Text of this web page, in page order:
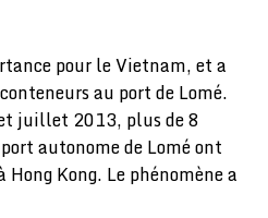
pour le Vietnam, et a
au port de Lomé.
juillet 2013, plus de 8
autonome de Lomé ont
Kong. Le phénomène a